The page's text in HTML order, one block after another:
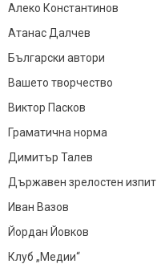
Алеко Константинов
Атанас Далчев
Български автори
Вашето творчество
Виктор Пасков
Граматична норма
Димитър Талев
Държавен зрелостен изпит
Иван Вазов
Йордан Йовков
Клуб „Медии“